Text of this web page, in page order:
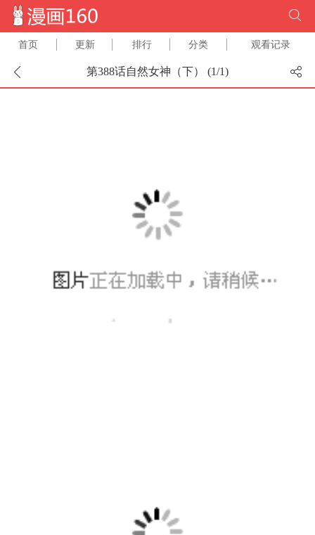
首页 更新 排行 分类 观看记录
第388话自然女神（下） (1/1)